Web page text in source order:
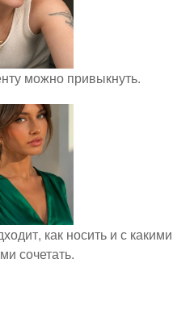
можно привыкнуть.
как носить и с какими
сочетать.